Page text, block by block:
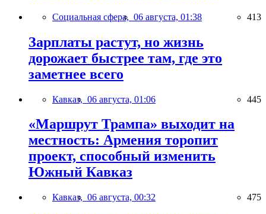
Социальная сфера, 06 августа, 01:38 413
Зарплаты растут, но жизнь
дорожает быстрее там, где это
заметнее всего
Кавказ, 06 августа, 01:06 445
«Маршрут Трампа» выходит на
местность: Армения торопит
проект, способный изменить
Южный Кавказ
Кавказ, 06 августа, 00:32 475